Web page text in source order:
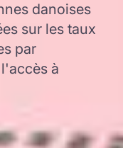
danoises
sur les taux
par
à